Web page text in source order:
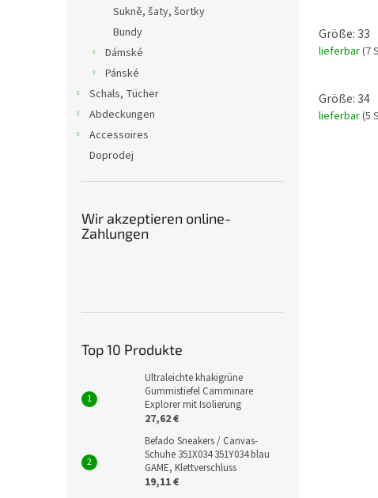
Sukně, šaty, šortky
Bundy
Dámské
Pánské
Schals, Tücher
Abdeckungen
Accessoires
Doprodej
Wir akzeptieren online-
Zahlungen
Top 10 Produkte
Ultraleichte khakigrüne
Gummistiefel Camminare
Explorer mit Isolierung
27,62 €
Befado Sneakers / Canvas-
Schuhe 351X034 351Y034 blau
GAME, Klettverschluss
19,11 €
Größe: 33
lieferbar(7
Größe: 34
lieferbar(5